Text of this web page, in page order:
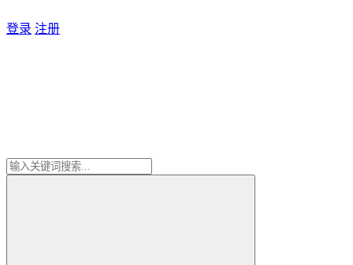
登录 注册